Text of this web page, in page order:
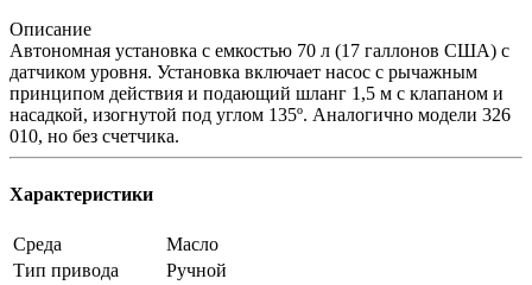
Описание
Автономная установка с емкостью 70 л (17 галлонов США) с
датчиком уровня. Установка включает насос с рычажным
принципом действия и подающий шланг 1,5 м с клапаном и
насадкой, изогнутой под углом 135º. Аналогично модели 326
010, но без счетчика.
Характеристики
Среда
Масло
Тип привода
Ручной